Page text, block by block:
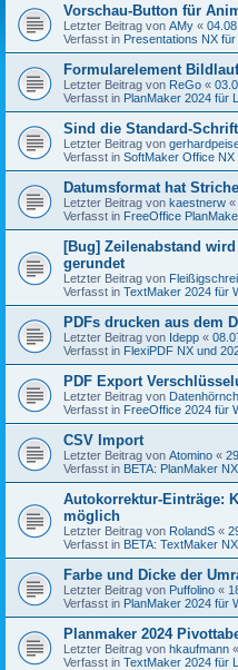
Vorschau-Button für
Letzter Beitrag von AMy «
Verfasst in Presentations NX für
Formularelement
Letzter Beitrag von ReGo «
Verfasst in PlanMaker 2024 für
Sind die Standard-
Letzter Beitrag von
Verfasst in SoftMaker Office NX
Datumsformat hat
Letzter Beitrag von kaestnerw «
Verfasst in FreeOffice
[Bug] Zeilenabstand
gerundet
Letzter Beitrag von
Verfasst in TextMaker 2024 für
PDFs drucken aus dem
Letzter Beitrag von Idepp «
Verfasst in FlexiPDF NX und
PDF Export
Letzter Beitrag von
Verfasst in FreeOffice 2024 für
CSV Import
Letzter Beitrag von Atomino «
Verfasst in BETA: PlanMaker
Autokorrektur-Einträge:
möglich
Letzter Beitrag von RolandS «
Verfasst in BETA: TextMaker
Farbe und Dicke der
Letzter Beitrag von Puffolino «
Verfasst in PlanMaker 2024 für
Planmaker 2024
Letzter Beitrag von hkaufmann «
Verfasst in TextMaker 2024 für